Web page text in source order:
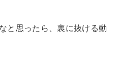
と思ったら、裏に抜ける動